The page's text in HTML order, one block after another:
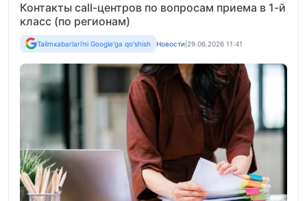
Контакты call-центров по вопросам приема в 1-й
класс (по регионам)
Talimxabarlari'ni Google'ga qo'shish Новости 29.06.2026 11:41